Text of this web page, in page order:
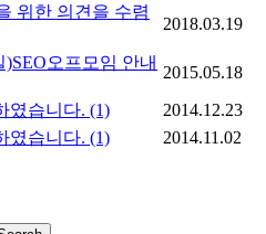
위한 의견을 수렴
2018.03.19
오프모임 안내
2015.05.18
였습니다. (1)
2014.12.23
였습니다. (1) 2014.11.02